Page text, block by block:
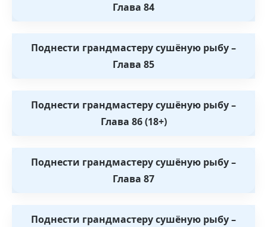
Глава 84
Поднести грандмастеру сушёную рыбу –
Глава 85
Поднести грандмастеру сушёную рыбу –
Глава 86 (18+)
Поднести грандмастеру сушёную рыбу –
Глава 87
Поднести грандмастеру сушёную рыбу –